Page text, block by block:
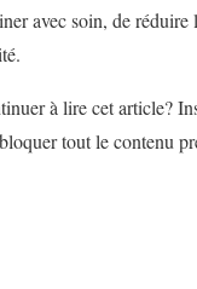
avec soin, de réduire
à lire cet article?
tout le contenu